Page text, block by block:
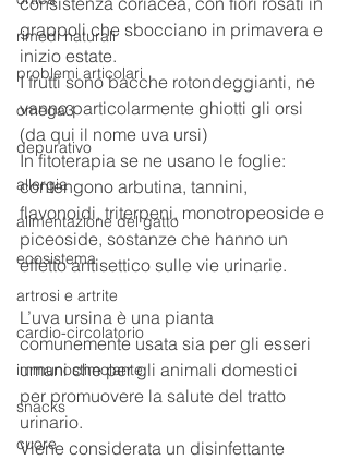
rimedi naturali
problemi articolari
omega3
depurativo
allergia
alimentazione del gatto
ecosistema
artrosi e artrite
cardio-circolatorio
immunostimolante
snacks
cuore
grappoli che sbocciano in primavera e
inizio estate.
I frutti sono bacche rotondeggianti, ne
vanno particolarmente ghiotti gli orsi
(da qui il nome uva ursi)
In fitoterapia se ne usano le foglie:
contengono arbutina, tannini,
flavonoidi, triterpeni, monotropeoside e
piceoside, sostanze che hanno un
effetto antisettico sulle vie urinarie.
L’uva ursina è una pianta
comunemente usata sia per gli esseri
umani che per gli animali domestici
per promuovere la salute del tratto
urinario.
Viene considerata un disinfettante